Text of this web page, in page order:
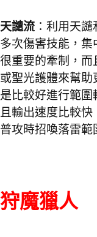
天譴流 ：利用天
多次傷害技能，
很重要的牽制，
或聖光護體來幫
是比較好進行範圍
且輸出速度比較
普攻時招喚落雷範
狩魔獵人